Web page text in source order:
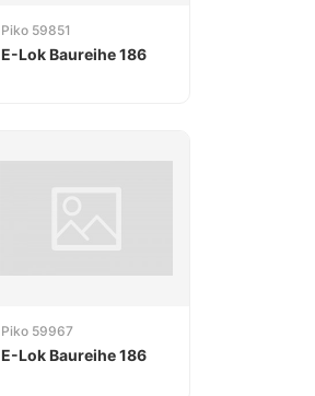
Piko 59851
E-Lok Baureihe 186
Piko 59967
E-Lok Baureihe 186